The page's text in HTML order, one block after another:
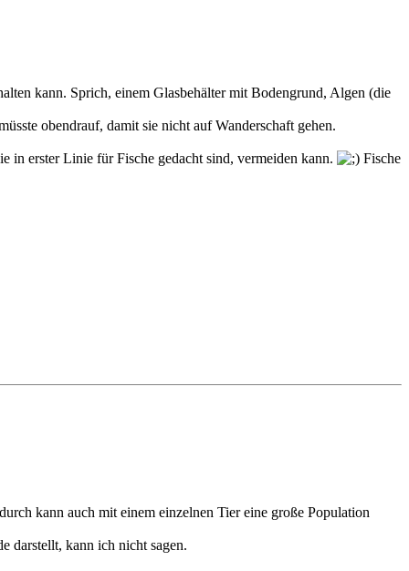
kann. Sprich, einem Glasbehälter mit Bodengrund, Algen (die
obendrauf, damit sie nicht auf Wanderschaft gehen.
in erster Linie für Fische gedacht sind, vermeiden kann. Fische
kann auch mit einem einzelnen Tier eine große Population
darstellt, kann ich nicht sagen.